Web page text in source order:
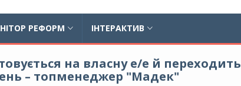
РЕФОРМ ІНТЕРАКТИВ
на власну е/е й переходить
– топменеджер "Мадек"